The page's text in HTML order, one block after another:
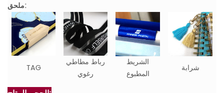
ملحق:
TAG
رباط مطاطي
رغوي
الشريط
المطبوع
شرابة